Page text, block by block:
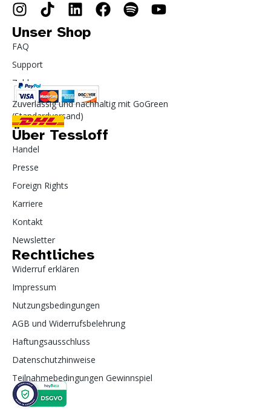
Unser Shop
FAQ
Support
Zahlung
Zuverlässig und nachhaltig mit GoGreen
(Standardversand)
Über Tessloff
Handel
Presse
Foreign Rights
Karriere
Kontakt
Newsletter
Rechtliches
Widerruf erklären
Impressum
Nutzungsbedingungen
AGB und Widerrufsbelehrung
Haftungsausschluss
Datenschutzhinweise
Teilnahmebedingungen Gewinnspiel